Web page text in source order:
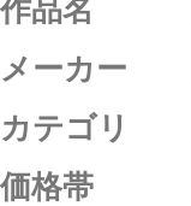
作品名
メーカー
カテゴリ
価格帯